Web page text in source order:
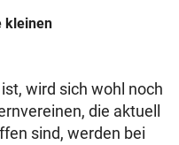
kleinen
wird sich wohl noch
die aktuell
sind, werden bei